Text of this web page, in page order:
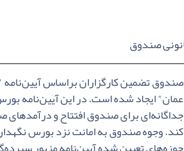
صندوق تضمین کارگزاران براساس آیین‌نامه
عمان"ایجاد شده است. در این آیین‌نامه
جداگانه‌ای برای صندوق افتتاح و
کند. وجوه صندوق به امانت نزد بورس